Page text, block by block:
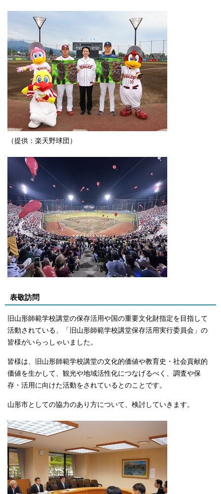
（提供：楽天野球団）
表敬訪問
旧山形師範学校講堂の保存活用や国の重要文化財指定を目指して
活動されている、「旧山形師範学校講堂保存活用実行委員会」の
皆様がいらっしゃいました。
皆様は、旧山形師範学校講堂の文化的価値や教育史・社会貢献的
価値を生かして、観光や地域活性化につなげるべく、調査や保
存・活用に向けた活動をされているとのことです。
山形市としての協力のあり方について、検討していきます。